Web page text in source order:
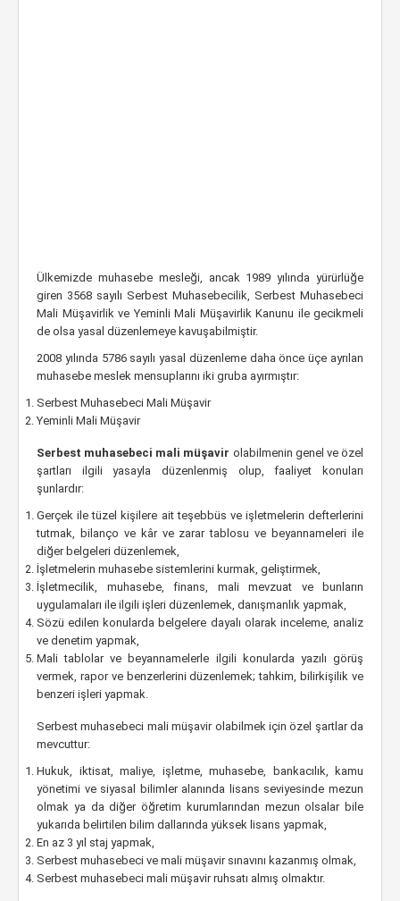
Ülkemizde muhasebe mesleği, ancak 1989 yılında yürürlüğe
giren 3568 sayılı Serbest Muhasebecilik, Serbest Muhasebeci
Mali Müşavirlik ve Yeminli Mali Müşavirlik Kanunu ile gecikmeli
de olsa yasal düzenlemeye kavuşabilmiştir.
2008 yılında 5786 sayılı yasal düzenleme daha önce üçe ayrılan
muhasebe meslek mensuplarını iki gruba ayırmıştır:
Serbest Muhasebeci Mali Müşavir
Yeminli Mali Müşavir
Serbest muhasebeci mali müşavir olabilmenin genel ve özel
şartları ilgili yasayla düzenlenmiş olup, faaliyet konuları
şunlardır:
Gerçek ile tüzel kişilere ait teşebbüs ve işletmelerin defterlerini
tutmak, bilanço ve kâr ve zarar tablosu ve beyannameleri ile
diğer belgeleri düzenlemek,
İşletmelerin muhasebe sistemlerini kurmak, geliştirmek,
İşletmecilik, muhasebe, finans, mali mevzuat ve bunların
uygulamaları ile ilgili işleri düzenlemek, danışmanlık yapmak,
Sözü edilen konularda belgelere dayalı olarak inceleme, analiz
ve denetim yapmak,
Mali tablolar ve beyannamelerle ilgili konularda yazılı görüş
vermek, rapor ve benzerlerini düzenlemek; tahkim, bilirkişilik ve
benzeri işleri yapmak.
Serbest muhasebeci mali müşavir olabilmek için özel şartlar da
mevcuttur:
Hukuk, iktisat, maliye, işletme, muhasebe, bankacılık, kamu
yönetimi ve siyasal bilimler alanında lisans seviyesinde mezun
olmak ya da diğer öğretim kurumlarından mezun olsalar bile
yukarıda belirtilen bilim dallarında yüksek lisans yapmak,
En az 3 yıl staj yapmak,
Serbest muhasebeci ve mali müşavir sınavını kazanmış olmak,
Serbest muhasebeci mali müşavir ruhsatı almış olmaktır.